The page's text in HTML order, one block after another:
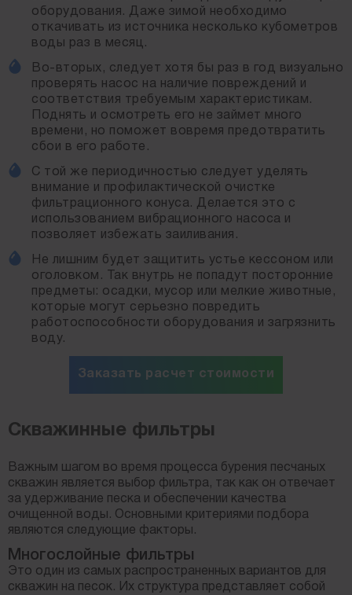
работоспособности оборудования.
Не забывайте, что качественно выполненное работ
и соблюдение правил использования позволят вам
увеличить время службы песчаной скважины на
максимально возможный срок!
оборудования. Даже зимой необходимо
откачивать из источника несколько кубометров
воды раз в месяц.
Во-вторых, следует хотя бы раз в год визуально
проверять насос на наличие повреждений и
соответствия требуемым характеристикам.
Поднять и осмотреть его не займет много
времени, но поможет вовремя предотвратить
сбои в его работе.
С той же периодичностью следует уделять
внимание и профилактической очистке
фильтрационного конуса. Делается это с
использованием вибрационного насоса и
позволяет избежать заиливания.
Не лишним будет защитить устье кессоном или
оголовком. Так внутрь не попадут посторонние
предметы: осадки, мусор или мелкие животные,
которые могут серьезно повредить
работоспособности оборудования и загрязнить
воду.
Заказать расчет стоимости
Скважинные фильтры
Важным шагом во время процесса бурения песчаных
скважин является выбор фильтра, так как он отвечает
за удерживание песка и обеспечении качества
очищенной воды. Основными критериями подбора
являются следующие факторы.
Многослойные фильтры
Это один из самых распространенных вариантов для
скважин на песок. Их структура представляет собой